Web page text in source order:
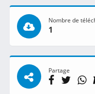
Nombre de
1
Partage